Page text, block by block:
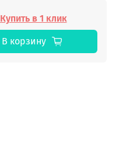
Купить в 1 клик
В корзину